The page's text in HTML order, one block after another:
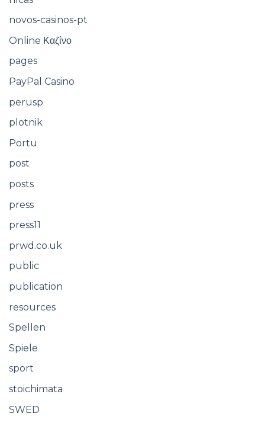
novos-casinos-pt
Online Καζίνο
pages
PayPal Casino
perusp
plotnik
Portu
post
posts
press
press11
prwd.co.uk
public
publication
resources
Spellen
Spiele
sport
stoichimata
SWED